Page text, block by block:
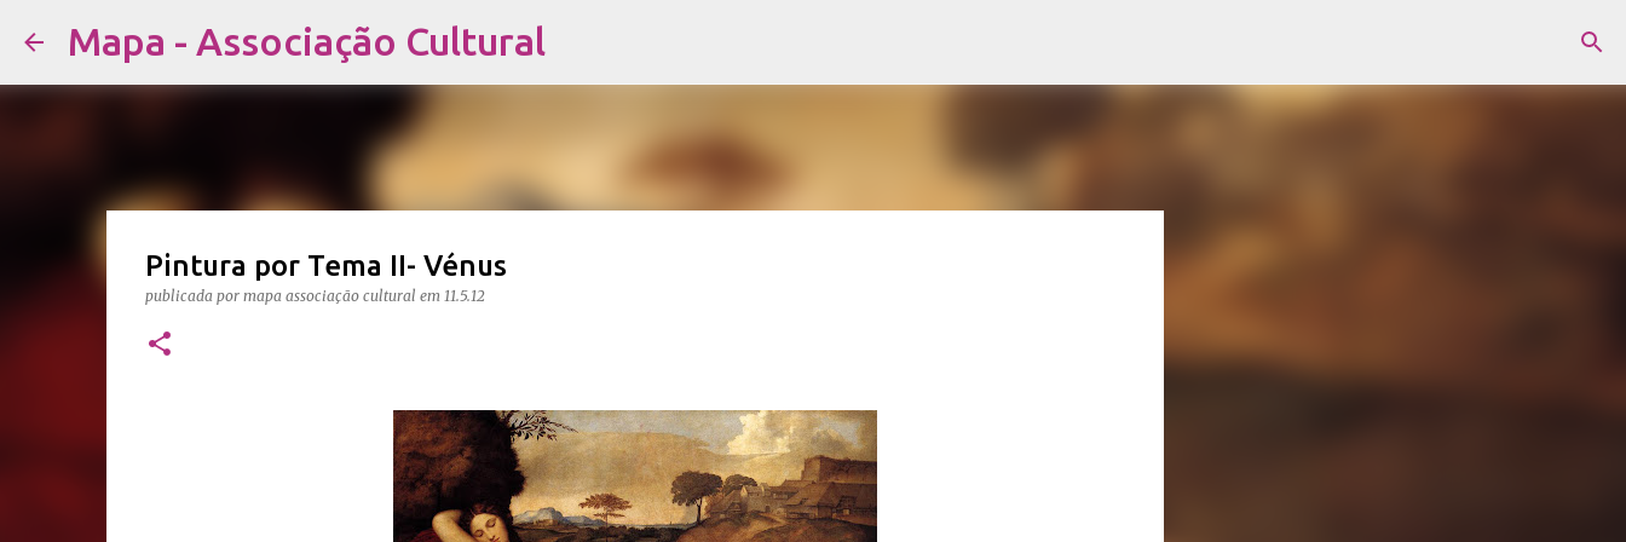
Mapa - Associação Cultural
Pintura por Tema II- Vénus
publicada por mapa associação cultural em 11.5.12